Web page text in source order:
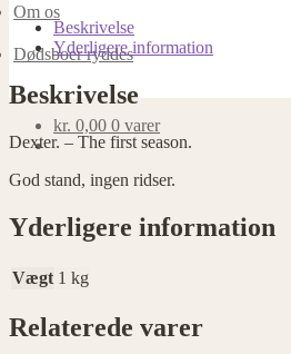
Om os
Dødsboer ryddes
kr. 0,00 0 varer
Beskrivelse
Yderligere information
Beskrivelse
Dexter. – The first season.
God stand, ingen ridser.
Yderligere information
Vægt 1 kg
Relaterede varer